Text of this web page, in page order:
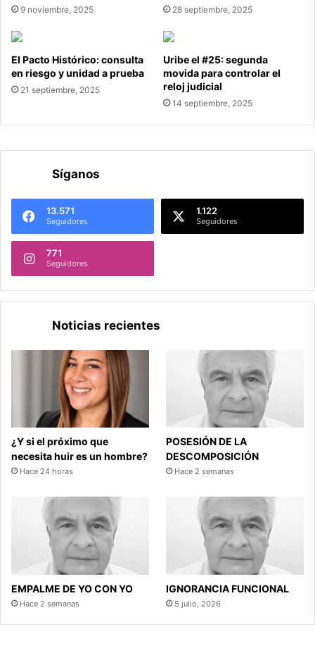
9 noviembre, 2025 28 septiembre, 2025
El Pacto Histórico: consulta
en riesgo y unidad a prueba
21 septiembre, 2025
Uribe el #25: segunda
movida para controlar el
reloj judicial
14 septiembre, 2025
Síganos
13.571
Seguidores
1.122
Seguidores
771
Seguidores
Noticias recientes
¿Y si el próximo que
necesita huir es un hombre?
Hace 24 horas
POSESIÓN DE LA
DESCOMPOSICIÓN
Hace 2 semanas
EMPALME DE YO CON YO
Hace 2 semanas
IGNORANCIA FUNCIONAL
5 julio, 2026